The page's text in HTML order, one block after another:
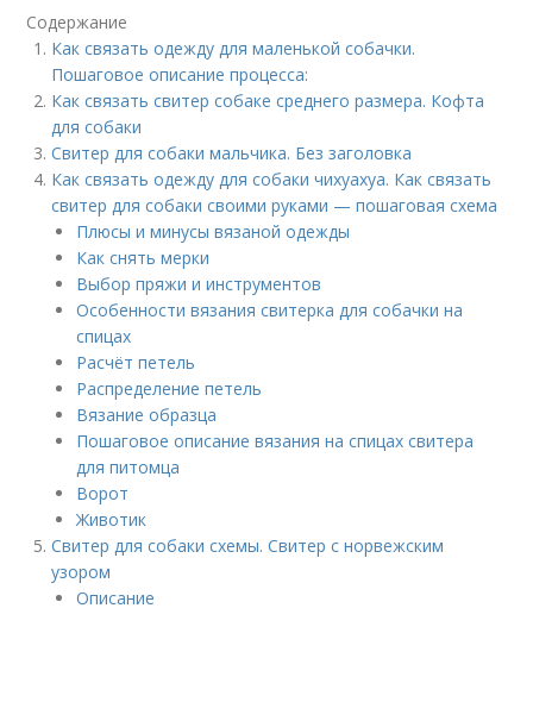
Содержание
Как связать одежду для маленькой собачки.
Пошаговое описание процесса:
Как связать свитер собаке среднего размера. Кофта
для собаки
Свитер для собаки мальчика. Без заголовка
Как связать одежду для собаки чихуахуа. Как связать
свитер для собаки своими руками — пошаговая схема
Плюсы и минусы вязаной одежды
Как снять мерки
Выбор пряжи и инструментов
Особенности вязания свитерка для собачки на
спицах
Расчёт петель
Распределение петель
Вязание образца
Пошаговое описание вязания на спицах свитера
для питомца
Ворот
Животик
Свитер для собаки схемы. Свитер с норвежским
узором
Описание